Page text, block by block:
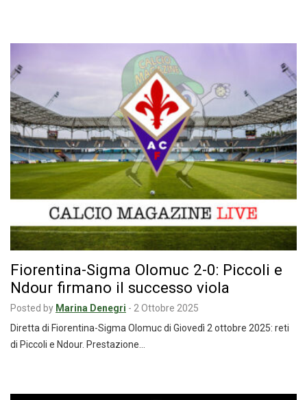
Fiorentina-Sigma Olomuc 2-0: Piccoli e
Ndour firmano il successo viola
Posted by Marina Denegri - 2 Ottobre 2025
Diretta di Fiorentina-Sigma Olomuc di Giovedì 2 ottobre 2025: reti
di Piccoli e Ndour. Prestazione…